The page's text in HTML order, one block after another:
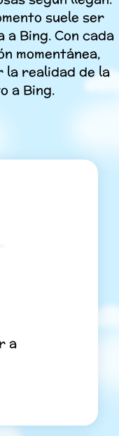
suele ser
Bing. Con cada
momentánea,
la realidad de la
a Bing.
a